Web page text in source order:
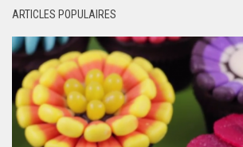
ARTICLES POPULAIRES